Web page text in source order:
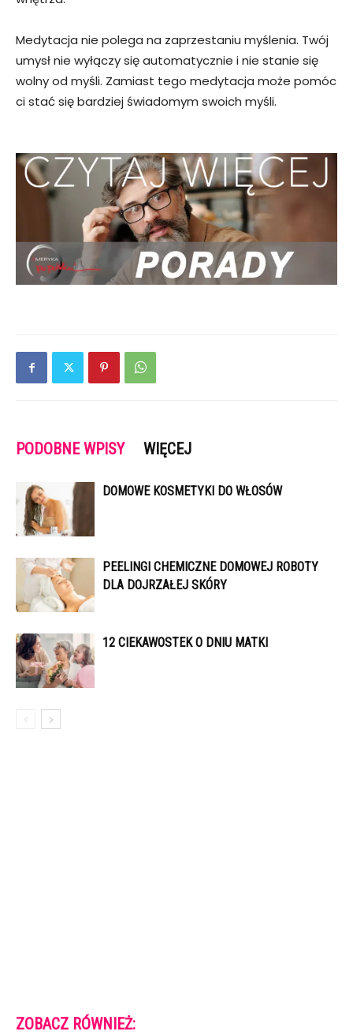
Medytacja nie polega na zaprzestaniu myślenia. Twój
umysł nie wyłączy się automatycznie i nie stanie się
wolny od myśli. Zamiast tego medytacja może pomóc
ci stać się bardziej świadomym swoich myśli.
PODOBNE WPISY WIĘCEJ
DOMOWE KOSMETYKI DO WŁOSÓW
PEELINGI CHEMICZNE DOMOWEJ ROBOTY
DLA DOJRZAŁEJ SKÓRY
12 CIEKAWOSTEK O DNIU MATKI
ZOBACZ RÓWNIEŻ: